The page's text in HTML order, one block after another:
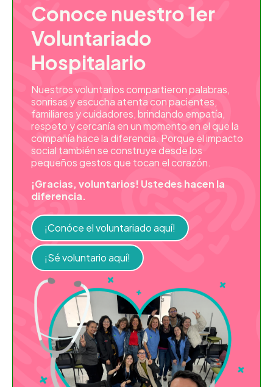
Conoce nuestro 1er
Voluntariado
Hospitalario
Nuestros voluntarios compartieron palabras,
sonrisas y escucha atenta con pacientes,
familiares y cuidadores, brindando empatía,
respeto y cercanía en un momento en el que la
compañía hace la diferencia. Porque el impacto
social también se construye desde los
pequeños gestos que tocan el corazón.
¡Gracias, voluntarios! Ustedes hacen la
diferencia.
¡Conóce el voluntariado aquí!
¡Sé voluntario aquí!